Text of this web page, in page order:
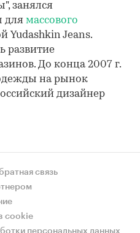
занялся
для массового
Yudashkin Jeans.
развитие
До конца 2007 г.
на рынок
дизайнер
связь
cookie
персональных данных